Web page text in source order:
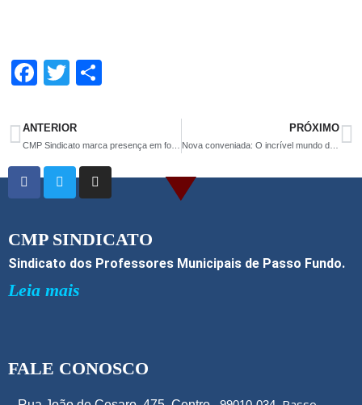
F
ce
b
o
o
k
T
tt
er e
ANTERIOR PRÓXIMO
Nova conveniada: O incrível mundo doce
CMP SINDICATO
Sindicato dos Professores Municipais de Passo Fundo.
Leia mais
FALE CONOSCO